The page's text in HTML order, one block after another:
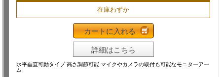
在庫わずか
カートに入れる
詳細はこちら
水平垂直可動タイプ 高さ調節可能 マイクやカメラの取付も可能なモニターアー
ム